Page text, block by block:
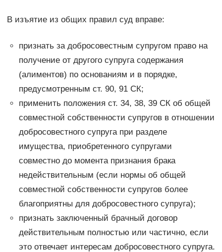
В изъятие из общих правил суд вправе:
признать за добросовестным супругом право на
получение от другого супруга содержания
(алиментов) по основаниям и в порядке,
предусмотренным ст. 90, 91 СК;
применить положения ст. 34, 38, 39 СК об общей
совместной собственности супругов в отношении
добросовестного супруга при разделе
имущества, приобретенного супругами
совместно до момента признания брака
недействительным (если нормы об общей
совместной собственности супругов более
благоприятны для добросовестного супруга);
признать заключенный брачный договор
действительным полностью или частично, если
это отвечает интересам добросовестного супруга.